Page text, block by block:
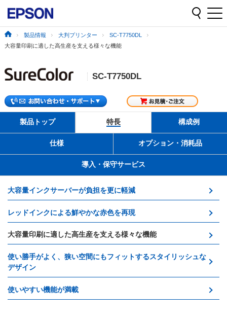
製品情報 大判プリンター
SC-T7750DL
大容量印刷に適した高生産を支える様々な機能
SC-T7750DL
製品トップ 特長 構成例
仕様 オプション・消耗品
導入・保守サービス
大容量インクサーバーが負担を更に軽減
レッドインクによる鮮やかな赤色を再現
大容量印刷に適した高生産を支える様々な機能
使い勝手がよく、狭い空間にもフィットするスタイリッシュな
デザイン
使いやすい機能が満載